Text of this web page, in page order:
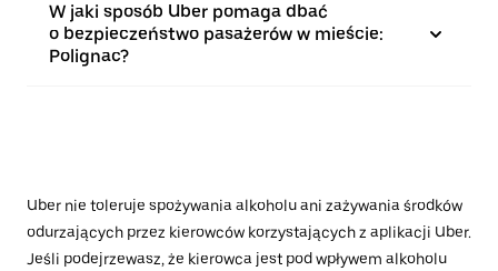
W jaki sposób Uber pomaga dbać
o bezpieczeństwo pasażerów w mieście:
Polignac?
Uber nie toleruje spożywania alkoholu ani zażywania środków
odurzających przez kierowców korzystających z aplikacji Uber.
Jeśli podejrzewasz, że kierowca jest pod wpływem alkoholu